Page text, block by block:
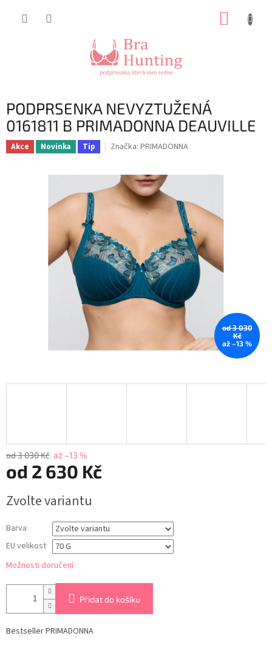
PODPRSENKA NEVYZTUŽENÁ
0161811 B PRIMADONNA DEAUVILLE
Akce Novinka Tip Značka: PRIMADONNA
od 3 030
Kč
až –13 %
od 3 030 Kč až –13 %
od 2 630 Kč
cena:
Zvolte variantu
Barva
EU velikost
Možnosti doručení
Přidat do košíku
Bestseller PRIMADONNA